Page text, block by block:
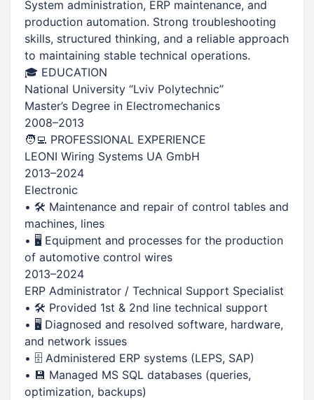
System administration, ERP maintenance, and
production automation. Strong troubleshooting
skills, structured thinking, and a reliable approach
to maintaining stable technical operations.
🎓 EDUCATION
National University “Lviv Polytechnic”
Master’s Degree in Electromechanics
2008–2013
🧑‍💻 PROFESSIONAL EXPERIENCE
LEONI Wiring Systems UA GmbH
2013–2024
Electronic
• 🛠 Maintenance and repair of control tables and
machines, lines
• 🖥 Equipment and processes for the production
of automotive control wires
2013–2024
ERP Administrator / Technical Support Specialist
• 🛠 Provided 1st & 2nd line technical support
• 🖥 Diagnosed and resolved software, hardware,
and network issues
• 🗄 Administered ERP systems (LEPS, SAP)
• 💾 Managed MS SQL databases (queries,
optimization, backups)